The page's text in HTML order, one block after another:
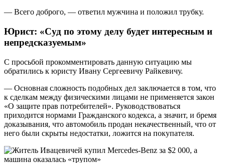
— Всего доброго, — ответил мужчина и положил трубку.
Юрист: «Суд по этому делу будет интересным и
непредсказуемым»
С просьбой прокомментировать данную ситуацию мы
обратились к юристу Ивану Сергеевичу Райкевичу.
— Основная сложность подобных дел заключается в том, что
к сделкам между физическими лицами не применяется закон
«О защите прав потребителей». Руководствоваться
приходится нормами Гражданского кодекса, а значит, и бремя
доказывания, что автомобиль продан некачественный, что от
него были скрыты недостатки, ложится на покупателя.